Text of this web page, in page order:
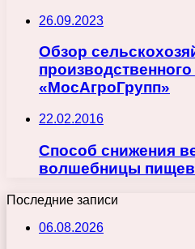
26.09.2023
Обзор
«МосАгроГрупп»
22.02.2016
Способ снижения
волшебницы
Последние записи
06.08.2026